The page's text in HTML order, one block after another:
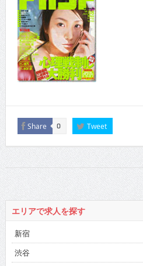
Share 0 Tweet
エリアで求人を探す
新宿
渋谷